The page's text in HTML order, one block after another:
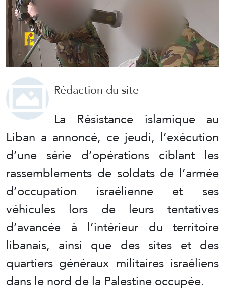
Rédaction du site
La Résistance islamique au
Liban a annoncé, ce jeudi, l’exécution
d’une série d’opérations ciblant les
rassemblements de soldats de l’armée
d’occupation israélienne et ses
véhicules lors de leurs tentatives
d’avancée à l’intérieur du territoire
libanais, ainsi que des sites et des
quartiers généraux militaires israéliens
dans le nord de la Palestine occupée.